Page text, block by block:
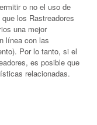
o no el uso de
los Rastreadores
una mejor
línea con las
Por lo tanto, si el
es posible que
relacionadas.